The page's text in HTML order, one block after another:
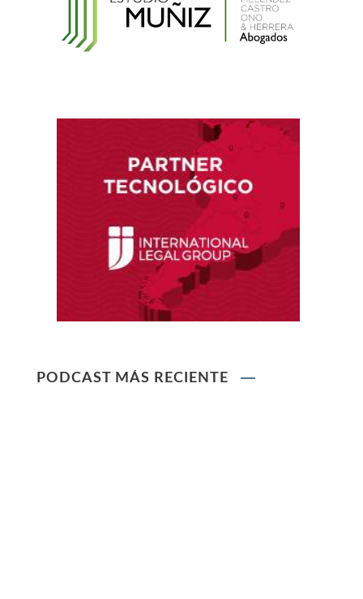
Registro Nacional de Historias Clínicas
Electrónicas
Supervisores del INDECOPI
Ley que protege a la madre trabajadora
contra el despido arbitrario
Ley que modifica el TUO de la Ley del Sistema
PODCAST MÁS RECIENTE